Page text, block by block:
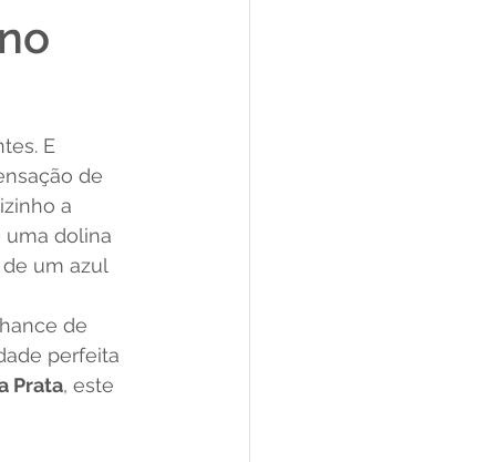
E
de
a
uma dolina
um azul
de
perfeita
Prata, este